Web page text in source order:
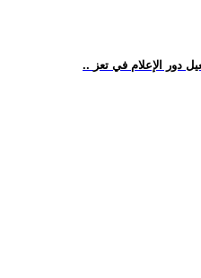
دور الإعلام في تعز